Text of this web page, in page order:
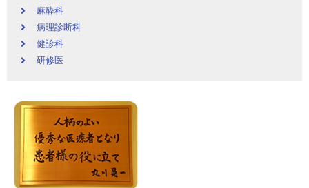
麻酔科
病理診断科
健診科
研修医